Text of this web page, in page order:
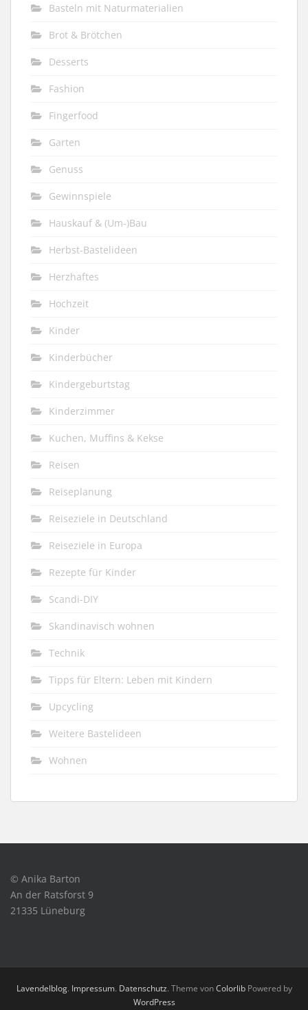
Basteln mit Naturmaterialien
Brot & Brötchen
Desserts
Fashion
Fingerfood
Garten
Genuss
Gewinnspiele
Hauskauf & (Um-)Bau
Herbst-Bastelideen
Herzhaftes
Hochzeit
Kinder
Kinderbücher
Kindergeburtstag
Kinderzimmer
Kuchen, Muffins & Kekse
Reisen
Reiseplanung
Reiseziele in Deutschland
Reiseziele in Europa
Rezepte für Kinder
Scandi-DIY
Skandinavisch wohnen
Technik
Tipps für Eltern: Leben mit Kindern
Upcycling
Weitere Bastelideen
Wohnen
© Anika Barton
An der Ratsforst 9
21335 Lüneburg
Lavendelblog. Impressum. Datenschutz. Theme vonColorlibPowered by
WordPress